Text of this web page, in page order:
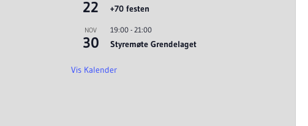
22 +70 festen
NOV
30
19:00 - 21:00
Styremøte Grendelaget
Vis Kalender